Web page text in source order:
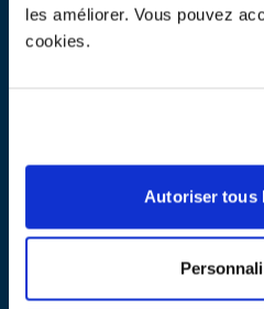
les améliorer. Vous pouvez
cookies.
Autoriser tous
l'atmosphère qui pourraient
EN SAVOIR PLUS